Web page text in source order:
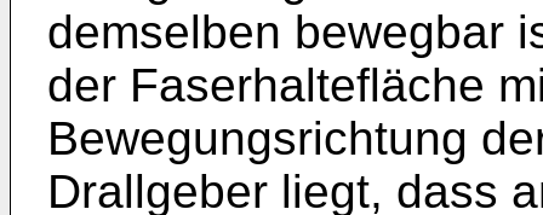
demselben bewegbar
der Faserhaltefläche
Bewegungsrichtung
Drallgeber liegt, dass